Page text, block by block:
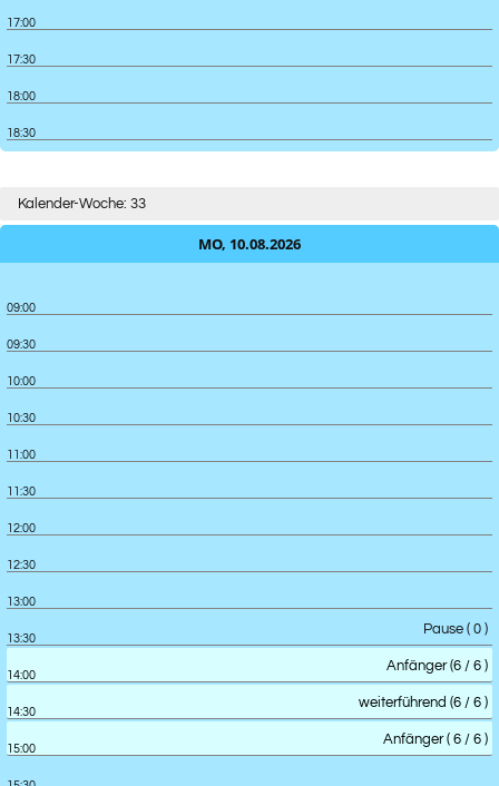
17:00
17:30
18:00
18:30
Kalender-Woche: 33
MO, 10.08.2026
09:00
09:30
10:00
10:30
11:00
11:30
12:00
12:30
13:00
13:30
Pause ( 0 )
14:00
Anfänger (6 / 6 )
14:30
weiterführend (6 / 6 )
15:00
Anfänger ( 6 / 6 )